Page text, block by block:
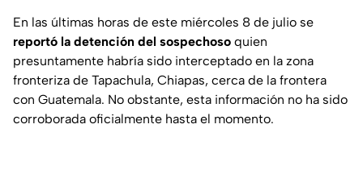
En las últimas horas de este miércoles 8 de julio se
reportó la detención del sospechoso quien
presuntamente habría sido interceptado en la zona
fronteriza de Tapachula, Chiapas, cerca de la frontera
con Guatemala. No obstante, esta información no ha sido
corroborada oficialmente hasta el momento.